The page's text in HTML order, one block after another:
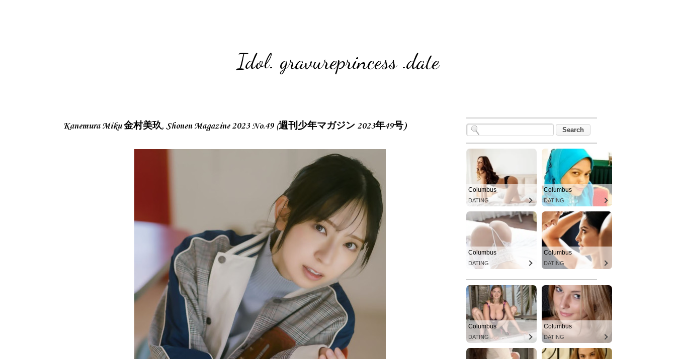
Idol. gravureprincess .date
Kanemura Miku 金村美玖, Shonen Magazine 2023 No.49 (週刊少年マガジン 2023年49号)
Columbus
DATING
Columbus
DATING
Columbus
DATING
Columbus
DATING
Columbus
DATING
Columbus
DATING